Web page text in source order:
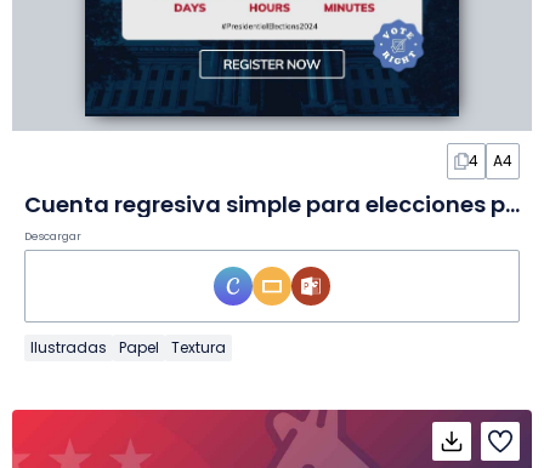
4 A4
Cuenta regresiva simple para elecciones presidenciales en Póster
Descargar
Ilustradas Papel Textura